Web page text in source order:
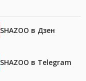
SHAZOO в Дзен
SHAZOO в Telegram